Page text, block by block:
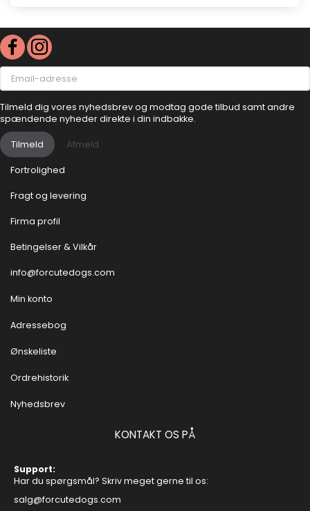
Email-
adresse
Tilmeld dig vores nyhedsbrev og modtag gode tilbud samt andre
spændende nyheder direkte i din indbakke.
Tilmeld Afmeld
Fortrolighed
Fragt og levering
Firma profil
Betingelser & Vilkår
info@forcutedogs.com
Min konto
Adressebog
Ønskeliste
Ordrehistorik
Nyhedsbrev
KONTAKT OS PÅ
Support:
Har du spørgsmål? Skriv meget gerne til os:
salg@forcutedogs.com